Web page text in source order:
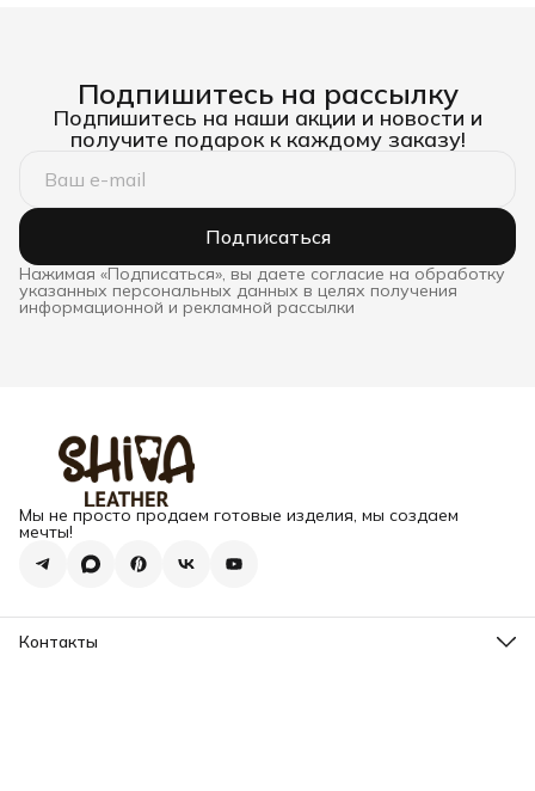
Подпишитесь на рассылку
Подпишитесь на наши акции и новости и
получите подарок к каждому заказу!
Подписаться
Нажимая «Подписаться», вы даете согласие на обработку
указанных персональных данных в целях получения
информационной и рекламной рассылки
Мы не просто продаем готовые изделия, мы создаем
мечты!
Контакты